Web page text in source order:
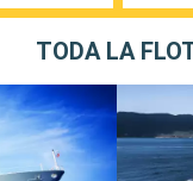
TODA LA